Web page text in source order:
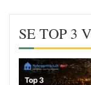
SE TOP 3